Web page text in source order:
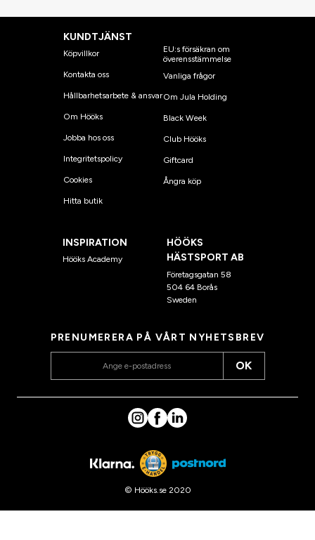
KUNDTJÄNST
Köpvillkor
Kontakta oss
Hållbarhetsarbete & ansvar
Om Hööks
Jobba hos oss
Integritetspolicy
Cookies
Hitta butik
EU:s försäkran om
överensstämmelse
Vanliga frågor
Om Jula Holding
Black Week
Club Hööks
Giftcard
Ångra köp
INSPIRATION
Hööks Academy
HÖÖKS
HÄSTSPORT AB
Företagsgatan 58
504 64 Borås
Sweden
PRENUMERERA PÅ VÅRT NYHETSBREV
OK
© Hööks.se 2020